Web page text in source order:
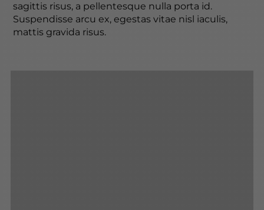
sagittis risus, a pellentesque nulla porta id.
Suspendisse arcu ex, egestas vitae nisl iaculis,
mattis gravida risus.